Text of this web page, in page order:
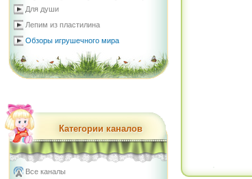
Для души
Лепим из пластилина
Обзоры игрушечного мира
Категории каналов
Все каналы